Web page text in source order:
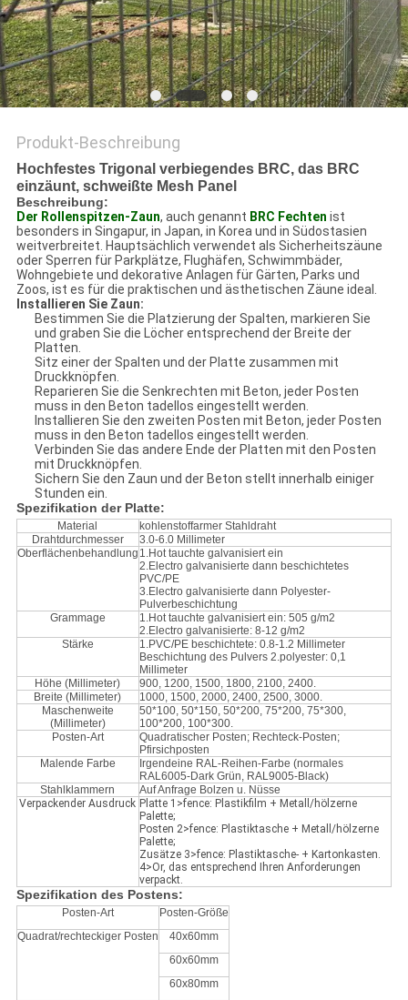
PRIVACY
POLICY
Produkt-Beschreibung
Hochfestes Trigonal verbiegendes BRC, das BRC
einzäunt, schweißte Mesh Panel
Beschreibung:
Der Rollenspitzen-Zaun, auch genannt BRC Fechten ist
besonders in Singapur, in Japan, in Korea und in Südostasien
weitverbreitet. Hauptsächlich verwendet als Sicherheitszäune
oder Sperren für Parkplätze, Flughäfen, Schwimmbäder,
Wohngebiete und dekorative Anlagen für Gärten, Parks und
Zoos, ist es für die praktischen und ästhetischen Zäune ideal.
Installieren Sie Zaun:
Bestimmen Sie die Platzierung der Spalten, markieren Sie
und graben Sie die Löcher entsprechend der Breite der
Platten.
Sitz einer der Spalten und der Platte zusammen mit
Druckknöpfen.
Reparieren Sie die Senkrechten mit Beton, jeder Posten
muss in den Beton tadellos eingestellt werden.
Installieren Sie den zweiten Posten mit Beton, jeder Posten
muss in den Beton tadellos eingestellt werden.
Verbinden Sie das andere Ende der Platten mit den Posten
mit Druckknöpfen.
Sichern Sie den Zaun und der Beton stellt innerhalb einiger
Stunden ein.
Spezifikation der Platte:
Material
kohlenstoffarmer Stahldraht
Drahtdurchmesser
3.0-6.0 Millimeter
Oberflächenbehandlung 1.Hot tauchte galvanisiert ein
2.Electro galvanisierte dann beschichtetes
PVC/PE
3.Electro galvanisierte dann Polyester-
Pulverbeschichtung
Grammage
1.Hot tauchte galvanisiert ein: 505 g/m2
2.Electro galvanisierte: 8-12 g/m2
Stärke
1.PVC/PE beschichtete: 0.8-1.2 Millimeter
Beschichtung des Pulvers 2.polyester: 0,1
Millimeter
Höhe (Millimeter)
900, 1200, 1500, 1800, 2100, 2400.
Breite (Millimeter)
1000, 1500, 2000, 2400, 2500, 3000.
Maschenweite
(Millimeter)
50*100, 50*150, 50*200, 75*200, 75*300,
100*200, 100*300.
Posten-Art
Quadratischer Posten; Rechteck-Posten;
Pfirsichposten
Malende Farbe
Irgendeine RAL-Reihen-Farbe (normales
RAL6005-Dark Grün, RAL9005-Black)
Stahlklammern
Auf Anfrage Bolzen u. Nüsse
Verpackender Ausdruck Platte 1>fence: Plastikfilm + Metall/hölzerne
Palette;
Posten 2>fence: Plastiktasche + Metall/hölzerne
Palette;
Zusätze 3>fence: Plastiktasche- + Kartonkasten.
4>Or, das entsprechend Ihren Anforderungen
verpackt.
Spezifikation des Postens:
Posten-Art
Posten-Größe
Quadrat/rechteckiger Posten
40x60mm
60x60mm
60x80mm